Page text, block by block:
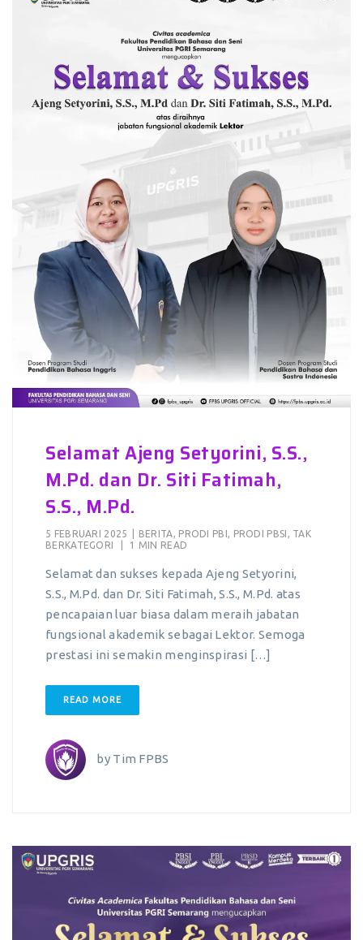
Selamat Ajeng Setyorini, S.S.,
M.Pd. dan Dr. Siti Fatimah,
S.S., M.Pd.
5 FEBRUARI 2025 BERITA, PRODI PBI , PRODI PBSI , TAK
BERKATEGORI
1 MIN READ
Selamat dan sukses kepada Ajeng Setyorini,
S.S., M.Pd. dan Dr. Siti Fatimah, S.S., M.Pd. atas
pencapaian luar biasa dalam meraih jabatan
fungsional akademik sebagai Lektor. Semoga
prestasi ini semakin menginspirasi […]
READ MORE
by Tim FPBS